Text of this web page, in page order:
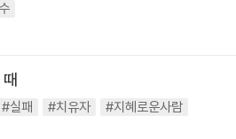
#실패 #치유자
#지혜로운사람